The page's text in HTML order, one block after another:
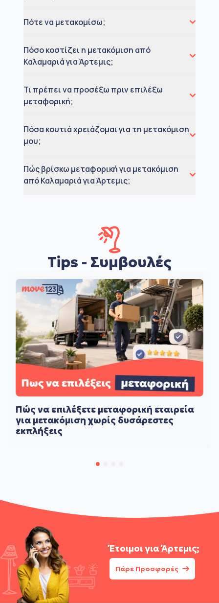
Πότε να μετακομίσω;
Πόσο κοστίζει η μετακόμιση από
Καλαμαριά για Άρτεμις;
Τι πρέπει να προσέξω πριν επιλέξω
μεταφορική;
Πόσα κουτιά χρειάζομαι για τη μετακόμιση
μου;
Πώς βρίσκω μεταφορική για μετακόμιση
από Καλαμαριά για Άρτεμις;
Tips - Συμβουλές
Πώς να επιλέξετε μεταφορική εταιρεία
για μετακόμιση χωρίς δυσάρεστες
εκπλήξεις
Έτοιμοι γιαΆρτεμις;
Πάρε Προσφορές